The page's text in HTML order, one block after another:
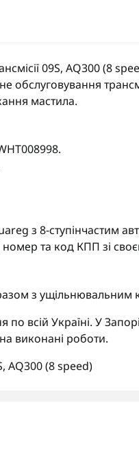
09S, AQ300 (8
обслуговування
мастила.
з 8-ступінчастим
та код КПП зі
з ущільнювальним
по всій Україні. У
виконані роботи.
, AQ300 (8 speed)